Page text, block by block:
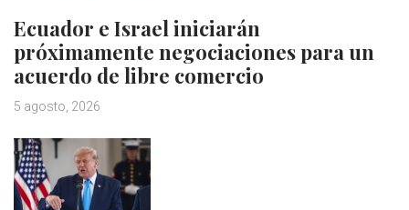
Ecuador e Israel iniciarán
próximamente negociaciones para un
acuerdo de libre comercio
5 agosto, 2026